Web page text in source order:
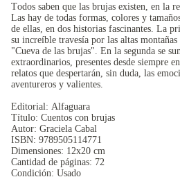
Todos saben que las brujas existen, en la
Las hay de todas formas, colores y
de ellas, en dos historias fascinantes. La
su increíble travesía por las altas
"Cueva de las brujas". En la segunda se
extraordinarios, presentes desde siempre
relatos que despertarán, sin duda, las
aventureros y valientes.
Editorial: Alfaguara
Título: Cuentos con brujas
Autor: Graciela Cabal
ISBN: 9789505114771
Dimensiones: 12x20 cm
Cantidad de páginas: 72
Condición: Usado